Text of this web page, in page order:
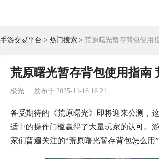
手游交易平台 热门搜索 荒原曙光暂存背包使用
荒原曙光暂存背包使用指南
极光 发布于 2025-11-16 16:21
备受期待的《荒原曙光》即将迎来公测，
适中的操作门槛赢得了大量玩家的认可。
家们普遍关注的“荒原曙光暂存背包怎么用